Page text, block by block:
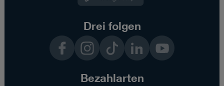
Drei folgen
InstagramTikTok LinkedInYouTube
Bezahlarten